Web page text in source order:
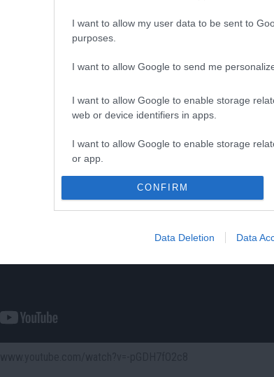
I want to allow my user data to be sent to
purposes.
I want to allow Google to send me
I want to allow Google to enable storage
web or device identifiers in apps.
I want to allow Google to enable storage
or app.
I want to allow Google to enable storage
authentication functionality and fraud
CONFIRM
Data Deletion Data